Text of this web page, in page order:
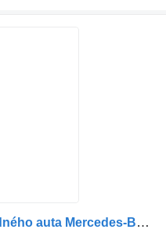
Vzduchový vankúš na nákladného auta Mercedes-Benz Atego